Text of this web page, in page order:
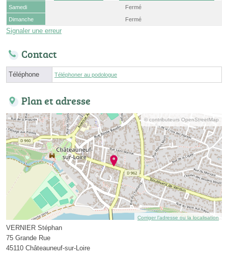
Samedi
Fermé
Dimanche
Fermé
Signaler une erreur
Contact
Téléphone Téléphoner au podologue
Plan et adresse
© contributeurs OpenStreetMap
Corriger l’adresse ou la localisation
VERNIER Stéphan
75 Grande Rue
45110 Châteauneuf-sur-Loire